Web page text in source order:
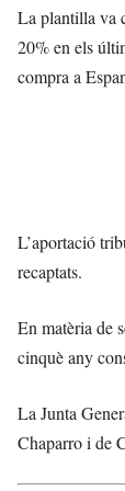
La plantilla va
20% en els
compra a
L’aportació
recaptats.
En matèria de
cinquè any
La Junta
Chaparro i de